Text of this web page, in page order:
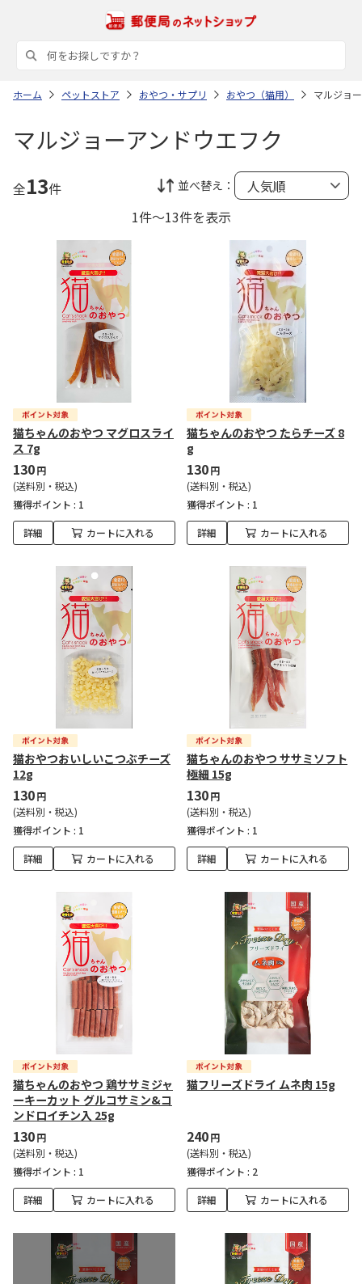
ホーム ペットストア おやつ・サプリ おやつ（猫用） マルジョ
マルジョーアンドウエフク
全13件 並べ替え：
1件～13件を表示
猫ちゃんのおやつ マグロスライ
ス 7g
130円
(送料別・税込)
獲得ポイント : 1
詳細 カートに入れる
猫ちゃんのおやつ たらチーズ 8
g
130円
(送料別・税込)
獲得ポイント : 1
詳細 カートに入れる
猫おやつおいしいこつぶチーズ
12g
130円
(送料別・税込)
獲得ポイント : 1
詳細 カートに入れる
猫ちゃんのおやつ ササミソフト
極細 15g
130円
(送料別・税込)
獲得ポイント : 1
詳細 カートに入れる
猫ちゃんのおやつ 鶏ササミジャ
ーキーカット グルコサミン&コ
ンドロイチン入 25g
130円
(送料別・税込)
獲得ポイント : 1
詳細 カートに入れる
猫フリーズドライ ムネ肉 15g
240円
(送料別・税込)
獲得ポイント : 2
詳細 カートに入れる